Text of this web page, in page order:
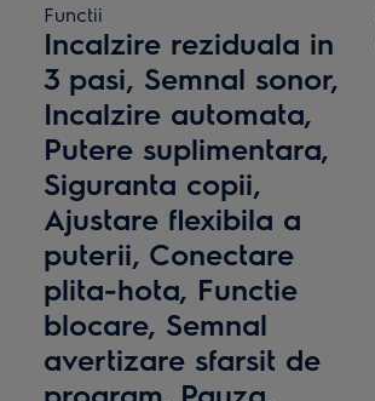
Functii
Incalzire reziduala in
3 pasi, Semnal sonor,
Incalzire automata,
Putere suplimentara,
Siguranta copii,
Ajustare flexibila a
puterii, Conectare
plita-hota, Functie
blocare, Semnal
avertizare sfarsit de
program, Pauza,